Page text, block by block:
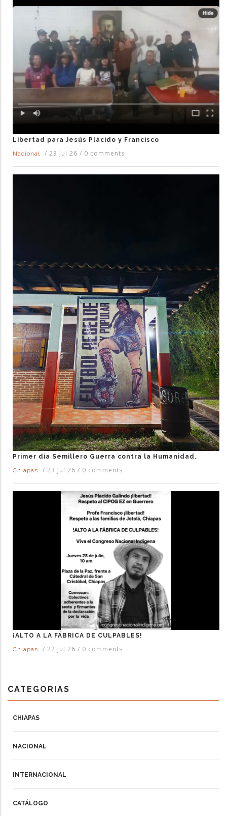
Libertad para Jesús Plácido y Francisco
Nacional
/ 23 Jul 26 / 0 comments
Primer día Semillero Guerra contra la Humanidad.
Chiapas
/ 23 Jul 26 / 0 comments
¡ALTO A LA FÁBRICA DE CULPABLES!
Chiapas
/ 22 Jul 26 / 0 comments
CATEGORIAS
CHIAPAS
NACIONAL
INTERNACIONAL
CATÁLOGO